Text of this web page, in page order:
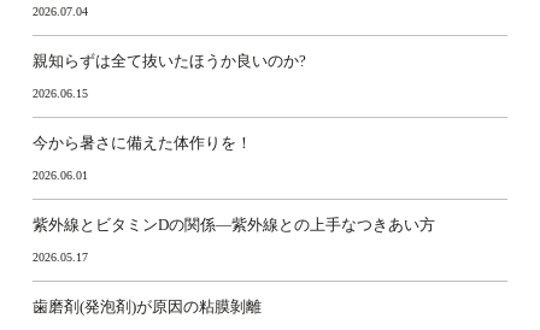
2026.07.04
親知らずは全て抜いたほうか良いのか?
2026.06.15
今から暑さに備えた体作りを！
2026.06.01
紫外線とビタミンDの関係―紫外線との上手なつきあい方
2026.05.17
歯磨剤(発泡剤)が原因の粘膜剝離